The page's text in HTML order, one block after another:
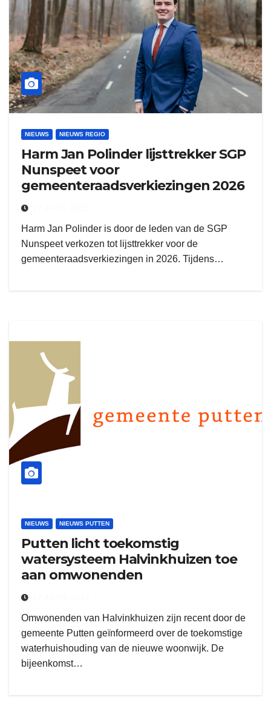
NIEUWS NIEUWS REGIO
Harm Jan Polinder lijsttrekker SGP
Nunspeet voor
gemeenteraadsverkiezingen 2026
Harm Jan Polinder is door de leden van de SGP
Nunspeet verkozen tot lijsttrekker voor de
gemeenteraadsverkiezingen in 2026. Tijdens…
NIEUWS NIEUWS PUTTEN
Putten licht toekomstig
watersysteem Halvinkhuizen toe
aan omwonenden
Omwonenden van Halvinkhuizen zijn recent door de
gemeente Putten geïnformeerd over de toekomstige
waterhuishouding van de nieuwe woonwijk. De
bijeenkomst…